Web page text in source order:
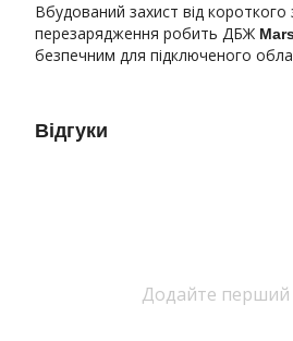
Вбудований захист від
перезарядження робить ДБЖ
безпечним для підключеного
Відгуки
Додайте перший